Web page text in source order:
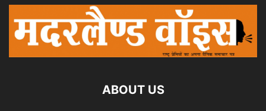
ABOUT US